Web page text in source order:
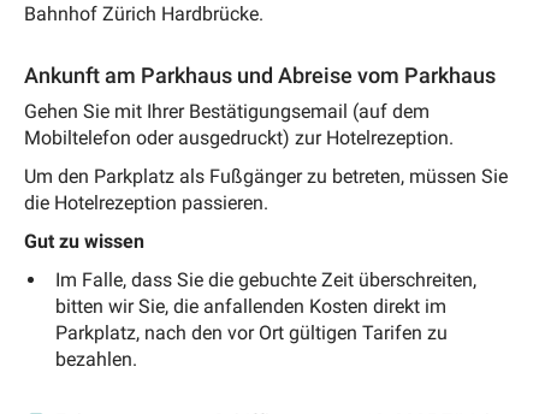
Bahnhof Zürich Hardbrücke.
Ankunft am Parkhaus und Abreise vom Parkhaus
Gehen Sie mit Ihrer Bestätigungsemail (auf dem
Mobiltelefon oder ausgedruckt) zur Hotelrezeption.
Um den Parkplatz als Fußgänger zu betreten, müssen Sie
die Hotelrezeption passieren.
Gut zu wissen
Im Falle, dass Sie die gebuchte Zeit überschreiten,
bitten wir Sie, die anfallenden Kosten direkt im
Parkplatz, nach den vor Ort gültigen Tarifen zu
bezahlen.